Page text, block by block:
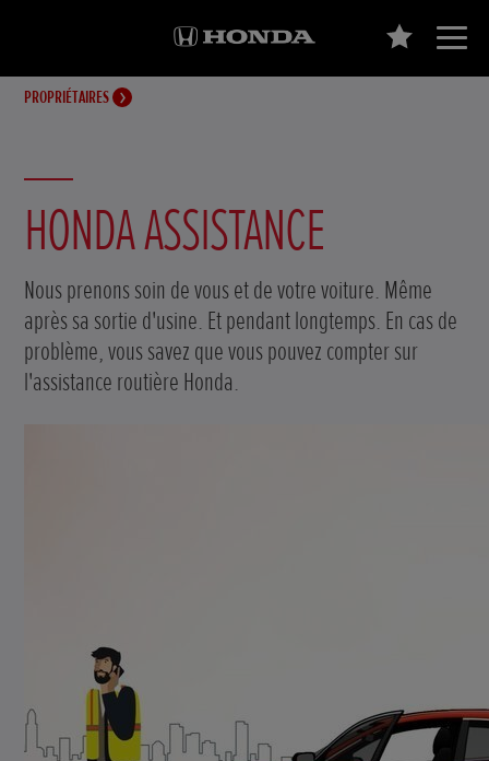
PROPRIÉTAIRES
HONDA ASSISTANCE
Nous prenons soin de vous et de votre voiture. Même
après sa sortie d'usine. Et pendant longtemps. En cas de
problème, vous savez que vous pouvez compter sur
l'assistance routière Honda.